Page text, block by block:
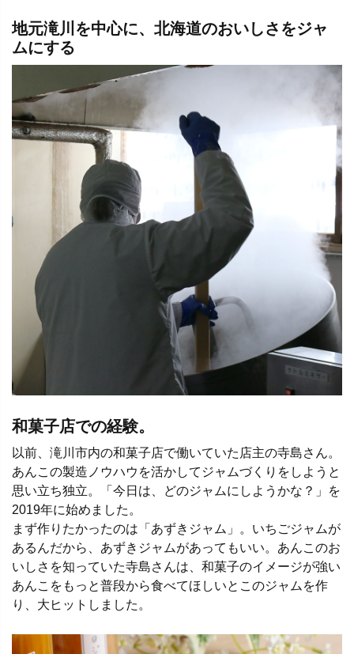
地元滝川を中心に、北海道のおいしさをジャ
ムにする
和菓子店での経験。
以前、滝川市内の和菓子店で働いていた店主の寺島さん。
あんこの製造ノウハウを活かしてジャムづくりをしようと
思い立ち独立。「今日は、どのジャムにしようかな？」を
2019年に始めました。
まず作りたかったのは「あずきジャム」。いちごジャムが
あるんだから、あずきジャムがあってもいい。あんこのお
いしさを知っていた寺島さんは、和菓子のイメージが強い
あんこをもっと普段から食べてほしいとこのジャムを作
り、大ヒットしました。